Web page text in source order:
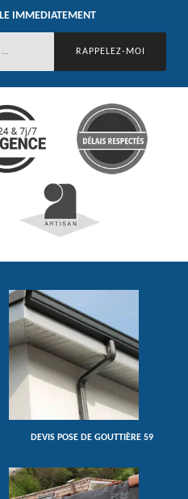
IMMEDIATEMENT
DEVIS POSE DE GOUTTIÈRE 59